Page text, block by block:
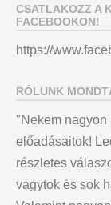
CSATLAKOZZ A
FACEBOOKON!
https://
RÓLUNK
"Nekem nagyon
előadásaitok!
részletes
vagytok és sok